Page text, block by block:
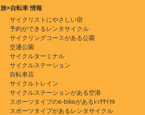
旅×自転車 情報
サイクリストにやさしい宿
予約ができるレンタサイクル
サイクリングコースがある公園
交通公園
サイクルターミナル
サイクルステーション
自転車店
サイクルトレイン
サイクルステーションがある空港
スポーツタイプのe-bikeがあるﾚﾝﾀｻｲｸﾙ
スポーツタイプがあるレンタサイクル